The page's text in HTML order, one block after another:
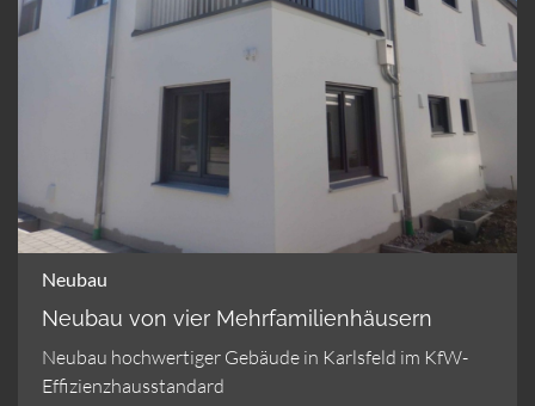
Neubau
Neubau von vier Mehrfamilienhäusern
Neubau hochwertiger Gebäude in Karlsfeld im KfW-
Effizienzhausstandard